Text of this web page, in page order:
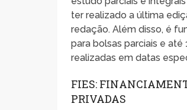
ter realizado a última
redação. Além disso, é
para bolsas parciais e até
realizadas em datas
FIES:
PRIVADAS